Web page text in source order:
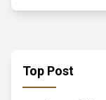
Top Post